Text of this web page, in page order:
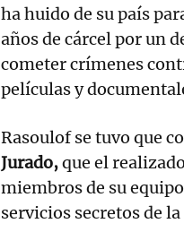
ha huido de su país
años de cárcel por un
cometer crímenes
películas y
Rasoulof se tuvo que
Jurado,que el
miembros de su
servicios secretos de